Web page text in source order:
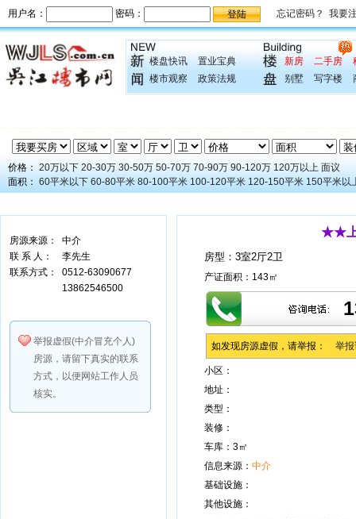
楼盘快讯
置业宝典
楼市观察
政策法规
新房 二手房
别墅
写字楼
价格： 20万以下 20-30万 30-50万 50-70万 70-90万 90-120万 120万以上 面议
面积： 60平米以下 60-80平米 80-100平米 100-120平米 120-150平米 150平米以
房源来源：
中介
联 系 人：
李先生
联系方式：
0512-63090677
13862546500
举报虚假(中介冒充个人)
房源，请留下真实的联系
方式，以便网站工作人员
核实。
★★
房型： 3室2厅2卫
产证面积： 143㎡
如发现房源虚假，请举报： 举
小区：
地址：
类型：
装修：
车库：3㎡
信息来源： 中介
基础设施：
其他设施：